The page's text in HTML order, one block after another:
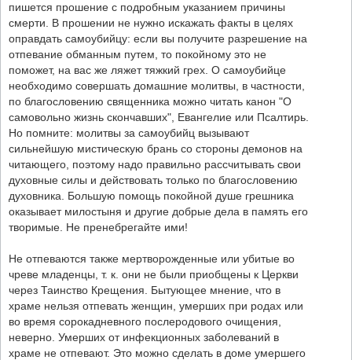
пишется прошение с подробным указанием причины
смерти. В прошении не нужно искажать факты в целях
оправдать самоубийцу: если вы получите разрешение на
отпевание обманным путем, то покойному это не
поможет, на вас же ляжет тяжкий грех. О самоубийце
необходимо совершать домашние молитвы, в частности,
по благословению священника можно читать канон "О
самовольно жизнь скончавших", Евангелие или Псалтирь.
Но помните: молитвы за самоубийц вызывают
сильнейшую мистическую брань со стороны демонов на
читающего, поэтому надо правильно рассчитывать свои
духовные силы и действовать только по благословению
духовника. Большую помощь покойной душе грешника
оказывает милостыня и другие добрые дела в память его
творимые. Не пренебрегайте ими!
Не отпеваются также мертворожденные или убитые во
чреве младенцы, т. к. они не были приобщены к Церкви
через Таинство Крещения. Бытующее мнение, что в
храме нельзя отпевать женщин, умерших при родах или
во время сорокадневного послеродового очищения,
неверно. Умерших от инфекционных заболеваний в
храме не отпевают. Это можно сделать в доме умершего